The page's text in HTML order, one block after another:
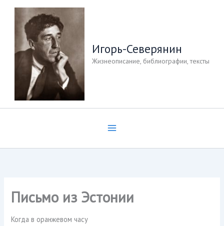
Перейти
содержимому
Игорь-Северянин
Жизнеописание, библиографии, тексты
Письмо из Эстонии
Когда в оранжевом часу